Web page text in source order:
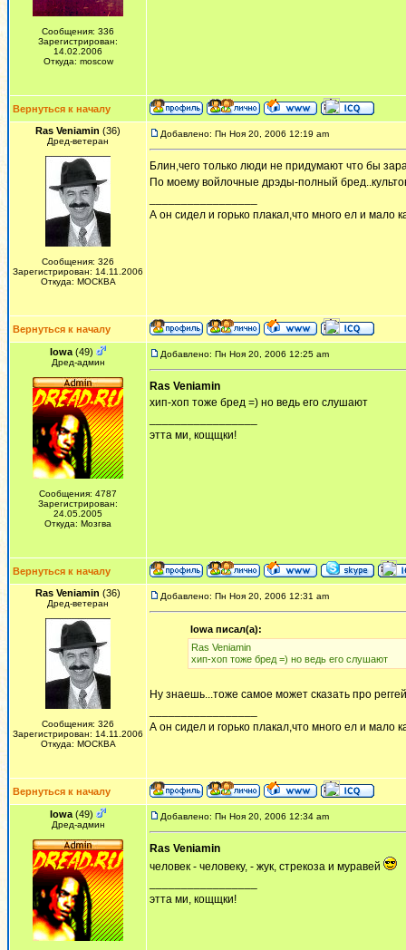
Сообщения: 336
Зарегистрирован:
14.02.2006
Откуда: moscow
Вернуться к началу
Ras Veniamin (36)
Дред-ветеран
Сообщения: 326
Зарегистрирован: 14.11.2006
Откуда: МОСКВА
Добавлено: Пн Ноя 20, 2006 12:19 am
Блин,чего только люди не придумают что бы
По моему войлочные дрэды-полный
А он сидел и горько плакал,что много ел и мало
Вернуться к началу
Iowa (49)
Дред-админ
Сообщения: 4787
Зарегистрирован:
24.05.2005
Откуда: Мозгва
Добавлено: Пн Ноя 20, 2006 12:25 am
Ras Veniamin
хип-хоп тоже бред =) но ведь его слушают
этта ми, кощщки!
Вернуться к началу
Ras Veniamin (36)
Дред-ветеран
Сообщения: 326
Зарегистрирован: 14.11.2006
Откуда: МОСКВА
Добавлено: Пн Ноя 20, 2006 12:31 am
Iowa писал(а):
Ras Veniamin
хип-хоп тоже бред =) но ведь его слушают
Ну знаешь...тоже самое может сказать про
А он сидел и горько плакал,что много ел и мало
Вернуться к началу
Iowa (49)
Дред-админ
Добавлено: Пн Ноя 20, 2006 12:34 am
Ras Veniamin
человек - человеку, - жук, стрекоза и муравей
этта ми, кощщки!